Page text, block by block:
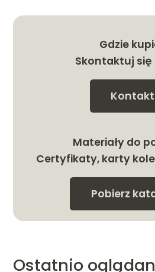
Gdzie
Skontaktuj się
Kontakt
Materiały do
Certyfikaty, karty
Pobierz
Ostatnio